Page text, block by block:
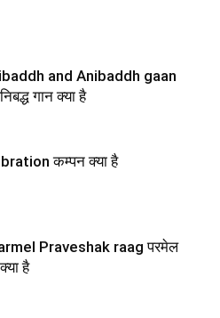
and Anibaddh gaan
गान क्या है
कम्पन क्या है
Praveshak raag परमेल
है